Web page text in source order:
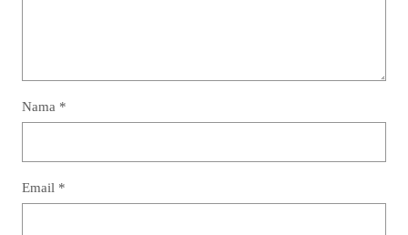
Nama *
Email *